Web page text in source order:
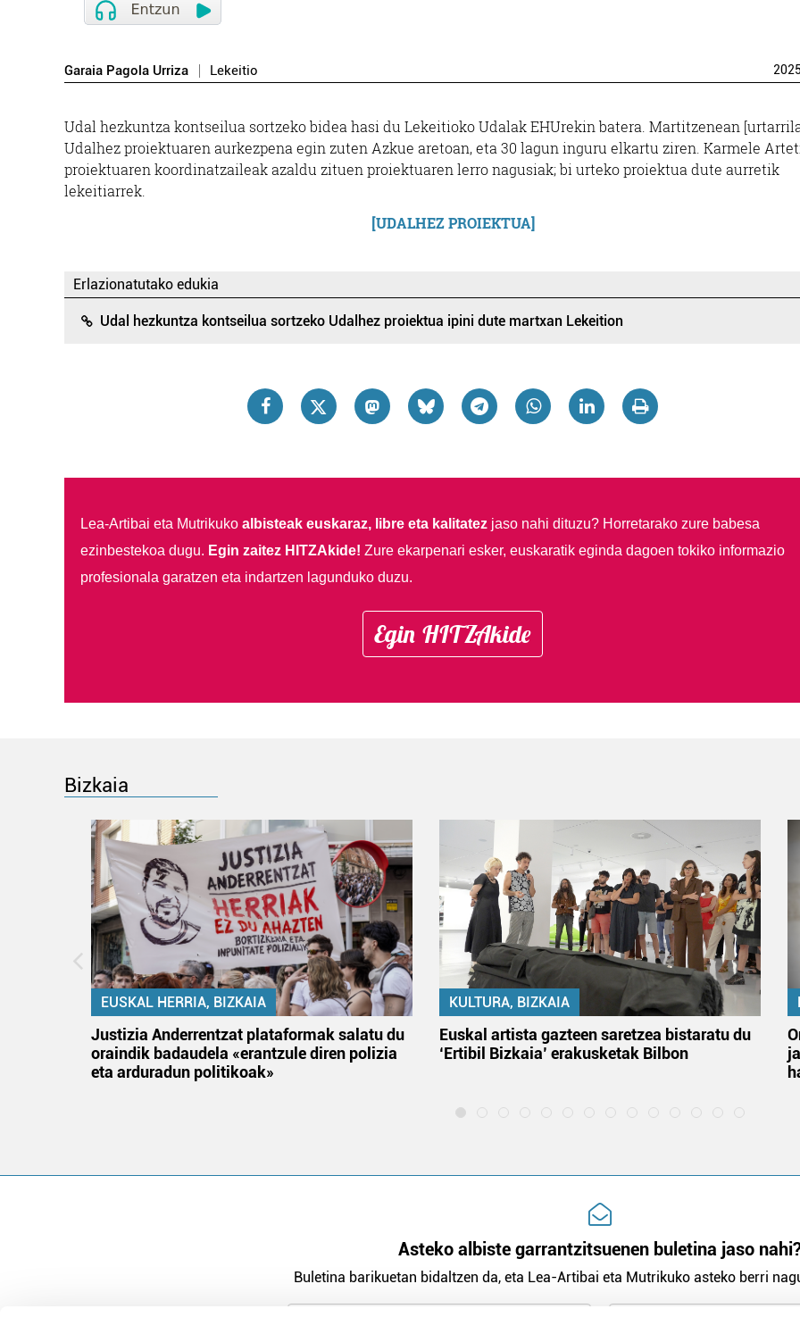
Garaia Pagola Urriza Lekeitio
Udal hezkuntza kontseilua sortzeko bidea hasi du Lekeitioko Udalak EHUrekin batera. Martitzenean
Udalhez proiektuaren aurkezpena egin zuten Azkue aretoan, eta 30 lagun inguru elkartu ziren. Karmele
proiektuaren koordinatzaileak azaldu zituen proiektuaren lerro nagusiak; bi urteko proiektua dute aurretik
lekeitiarrek.
[UDALHEZ PROIEKTUA]
Erlazionatutako edukia
Udal hezkuntza kontseilua sortzeko Udalhez proiektua ipini dute martxan Lekeition
Lea-Artibai eta Mutrikuko albisteak euskaraz, libre eta kalitatezjaso nahi dituzu? Horretarako zure babesa
ezinbestekoa dugu. Egin zaitez HITZAkide! Zure ekarpenari esker, euskaratik eginda dagoen tokiko informazio
profesionala garatzen eta indartzen lagunduko duzu.
Egin HITZAkide
Bizkaia
EUSKAL HERRIA, BIZKAIA
Justizia Anderrentzat plataformak salatu du
oraindik badaudela «erantzule diren polizia
eta arduradun politikoak»
KULTURA, BIZKAIA
Euskal artista gazteen saretzea bistaratu du
‘Ertibil Bizkaia’ erakusketak Bilbon
Asteko albiste garrantzitsuenen buletina jaso
Buletina barikuetan bidaltzen da, eta Lea-Artibai eta Mutrikuko asteko berri